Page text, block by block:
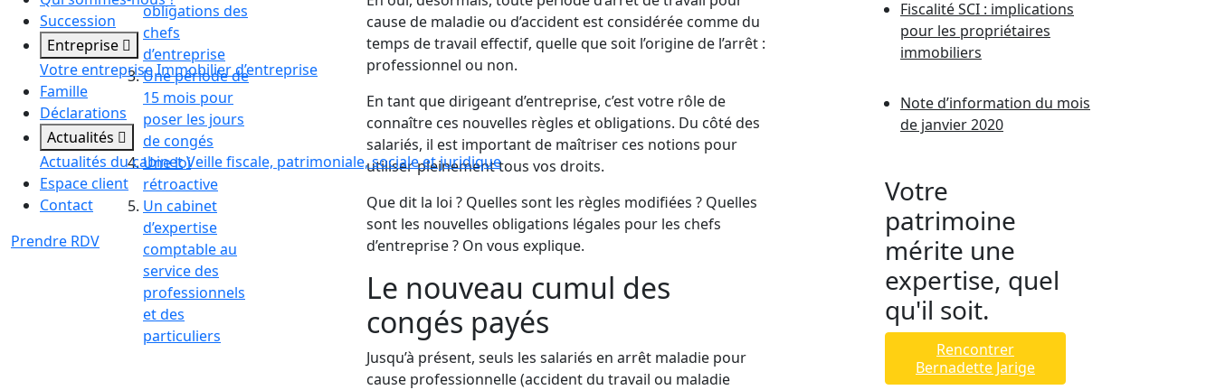
Succession
Entreprise
Votre entrepriseImmobilier d’entreprise
Famille
Déclarations
Actualités
Actualités du cabinetVeille fiscale, patrimoniale, sociale et juridique
Espace client
Contact
Prendre RDV
obligations des
chefs
d’entreprise
Une période de
15 mois pour
poser les jours
de congés
Une loi
rétroactive
Un cabinet
d’expertise
comptable au
service des
professionnels
et des
particuliers
cause de maladie ou d’accident est considérée comme du
temps de travail effectif, quelle que soit l’origine de l’arrêt :
professionnel ou non.
En tant que dirigeant d’entreprise, c’est votre rôle de
connaître ces nouvelles règles et obligations. Du côté des
salariés, il est important de maîtriser ces notions pour
utiliser pleinement tous vos droits.
Que dit la loi ? Quelles sont les règles modifiées ? Quelles
sont les nouvelles obligations légales pour les chefs
d’entreprise ? On vous explique.
Le nouveau cumul des
congés payés
Jusqu’à présent, seuls les salariés en arrêt maladie pour
cause professionnelle (accident du travail ou maladie
Fiscalité SCI : implications
pour les propriétaires
immobiliers
Note d’information du mois
de janvier 2020
Votre
patrimoine
mérite une
expertise, quel
qu'il soit.
Rencontrer
Bernadette Jarige